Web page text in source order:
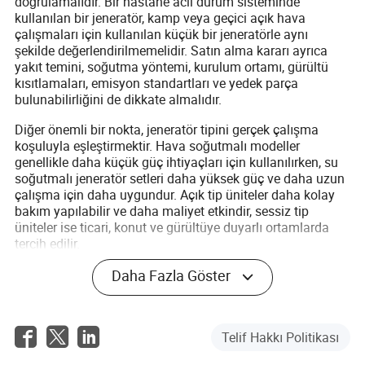
kullanılan bir jeneratör, kamp veya geçici açık hava
çalışmaları için kullanılan küçük bir jeneratörle aynı
şekilde değerlendirilmemelidir. Satın alma kararı ayrıca
yakıt temini, soğutma yöntemi, kurulum ortamı, gürültü
kısıtlamaları, emisyon standartları ve yedek parça
bulunabilirliğini de dikkate almalıdır.
Diğer önemli bir nokta, jeneratör tipini gerçek çalışma
koşuluyla eşleştirmektir. Hava soğutmalı modeller
genellikle daha küçük güç ihtiyaçları için kullanılırken, su
soğutmalı jeneratör setleri daha yüksek güç ve daha uzun
çalışma için daha uygundur. Açık tip üniteler daha kolay
bakım yapılabilir ve daha maliyet etkindir, sessiz tip
üniteler ise ticari, konut ve gürültüye duyarlı ortamlarda
tercih edilir.
Daha Fazla Göster
Telif Hakkı Politikası